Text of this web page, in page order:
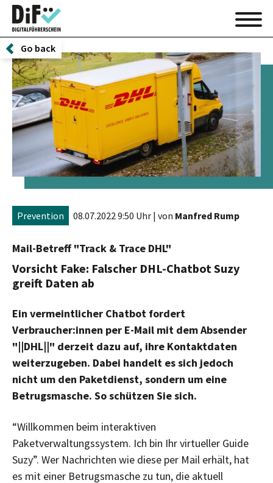
Go back
Prevention 08.07.2022 9:50 Uhr | von Manfred Rump
Mail-Betreff "Track & Trace DHL"
Vorsicht Fake: Falscher DHL-Chatbot Suzy
greift Daten ab
Ein vermeintlicher Chatbot fordert
Verbraucher:innen per E-Mail mit dem Absender
"||DHL||" derzeit dazu auf, ihre Kontaktdaten
weiterzugeben. Dabei handelt es sich jedoch
nicht um den Paketdienst, sondern um eine
Betrugsmasche. So schützen Sie sich.
“Willkommen beim interaktiven
Paketverwaltungssystem. Ich bin Ihr virtueller Guide
Suzy”. Wer Nachrichten wie diese per Mail erhält, hat
es mit einer Betrugsmasche zu tun, die aktuell